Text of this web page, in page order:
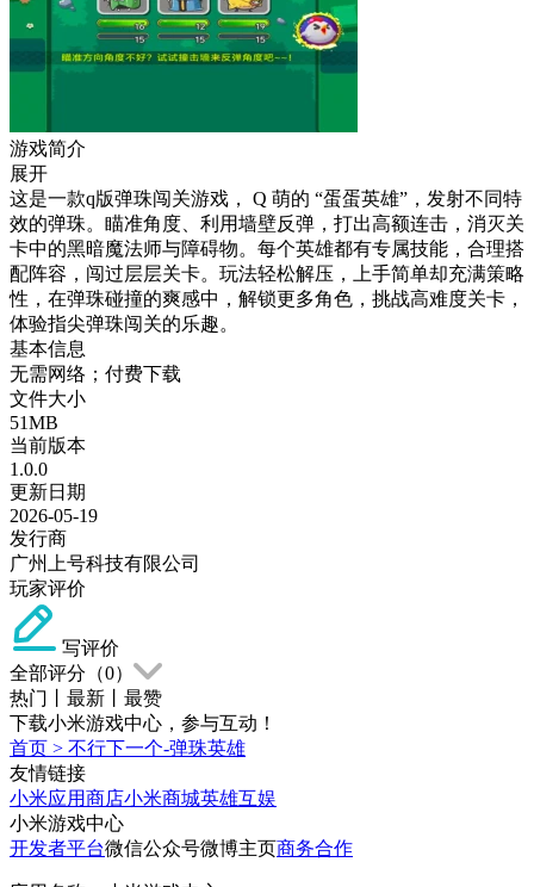
游戏简介
展开
这是一款q版弹珠闯关游戏， Q 萌的 “蛋蛋英雄”，发射不同特
效的弹珠。瞄准角度、利用墙壁反弹，打出高额连击，消灭关
卡中的黑暗魔法师与障碍物。每个英雄都有专属技能，合理搭
配阵容，闯过层层关卡。玩法轻松解压，上手简单却充满策略
性，在弹珠碰撞的爽感中，解锁更多角色，挑战高难度关卡，
体验指尖弹珠闯关的乐趣。
基本信息
无需网络；付费下载
文件大小
51MB
当前版本
1.0.0
更新日期
2026-05-19
发行商
广州上号科技有限公司
玩家评价
写评价
全部评分（0）
热门
最新
最赞
下载小米游戏中心，参与互动！
首页 > 不行下一个-弹珠英雄
友情链接
小米应用商店小米商城英雄互娱
小米游戏中心
开发者平台微信公众号微博主页商务合作